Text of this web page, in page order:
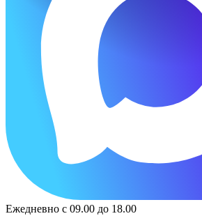
Ежедневно с 09.00 до 18.00